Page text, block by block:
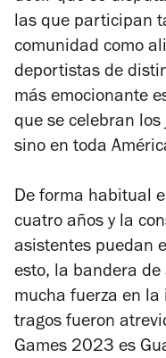
las que participan
comunidad como
deportistas de
más emocionante
que se celebran los
sino en toda
De forma habitual
cuatro años y la
asistentes puedan
esto, la bandera
mucha fuerza en
tragos fueron
Games 2023 es